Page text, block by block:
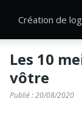
Création de
Les 10
vôtre
Publié :20/08/2020